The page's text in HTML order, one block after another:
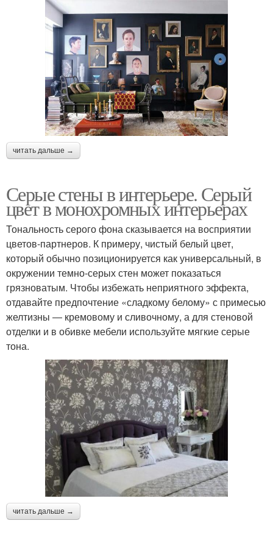
читать дальше →
Серые стены в интерьере. Серый
цвет в монохромных интерьерах
Тональность серого фона сказывается на восприятии
цветов-партнеров. К примеру, чистый белый цвет,
который обычно позиционируется как универсальный, в
окружении темно-серых стен может показаться
грязноватым. Чтобы избежать неприятного эффекта,
отдавайте предпочтение «сладкому белому» с примесью
желтизны ― кремовому и сливочному, а для стеновой
отделки и в обивке мебели используйте мягкие серые
тона.
читать дальше →